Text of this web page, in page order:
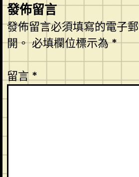
發佈留言
發佈留言必須填寫的電子
開。必填欄位標示為*
留言*